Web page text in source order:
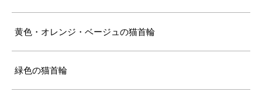
黄色・オレンジ・ベージュの猫首輪
緑色の猫首輪